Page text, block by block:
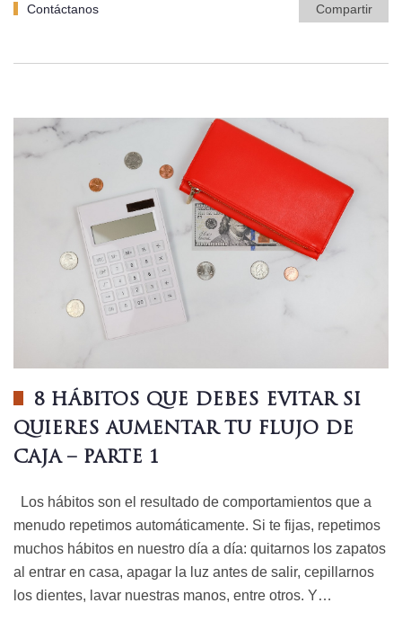
Contáctanos Compartir
8 HÁBITOS QUE DEBES EVITAR SI
QUIERES AUMENTAR TU FLUJO DE
CAJA – PARTE 1
Los hábitos son el resultado de comportamientos que a
menudo repetimos automáticamente. Si te fijas, repetimos
muchos hábitos en nuestro día a día: quitarnos los zapatos
al entrar en casa, apagar la luz antes de salir, cepillarnos
los dientes, lavar nuestras manos, entre otros. Y…